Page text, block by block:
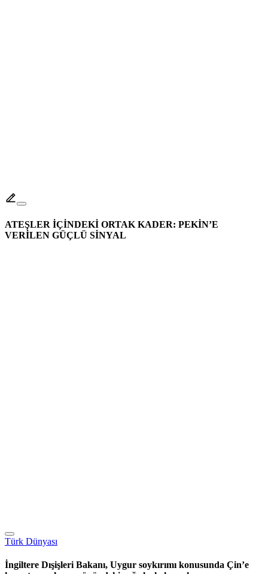
ATEŞLER İÇİNDEKİ ORTAK KADER: PEKİN’E
VERİLEN GÜÇLÜ SİNYAL
Türk Dünyası
İngiltere Dışişleri Bakanı, Uygur soykırımı konusunda Çin’e